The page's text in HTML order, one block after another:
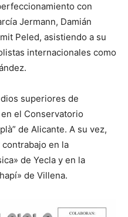
con
Jermann, Damián
Peled, asistiendo a su
internacionales como
superiores de
el Conservatorio
de Alicante. A su vez,
en la
de Yecla y en la
de Villena.